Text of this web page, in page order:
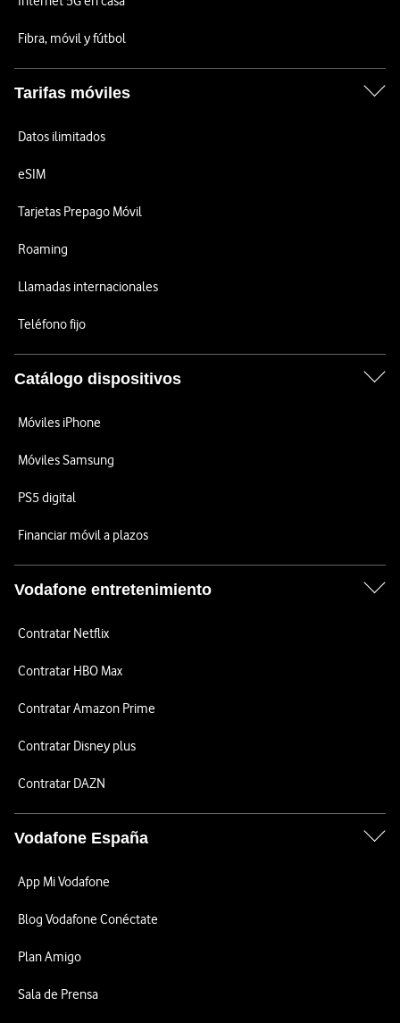
Fibra, móvil y fútbol
Tarifas móviles
Datos ilimitados
eSIM
Tarjetas Prepago Móvil
Roaming
Llamadas internacionales
Teléfono fijo
Catálogo dispositivos
Móviles iPhone
Móviles Samsung
PS5 digital
Financiar móvil a plazos
Vodafone entretenimiento
Contratar Netflix
Contratar HBO Max
Contratar Amazon Prime
Contratar Disney plus
Contratar DAZN
Vodafone España
App Mi Vodafone
Blog Vodafone Conéctate
Plan Amigo
Sala de Prensa